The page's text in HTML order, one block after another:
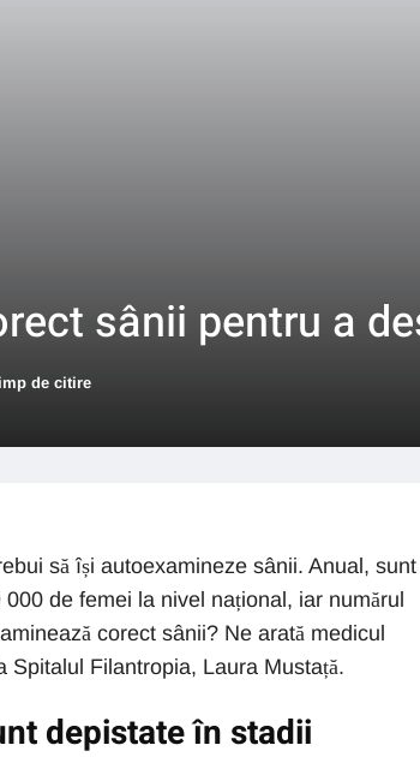
sânii pentru a
de citire
să își autoexamineze sânii. Anual, sunt
de femei la nivel național, iar numărul
corect sânii? Ne arată medicul
Spitalul Filantropia, Laura Mustață.
depistate în stadii